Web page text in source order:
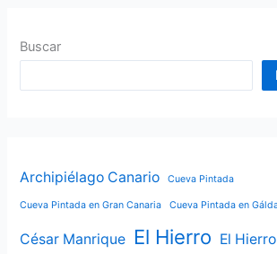
Buscar
Archipiélago Canario Cueva Pintada
Cueva Pintada en Gran Canaria Cueva Pintada en
César Manrique El Hierro El